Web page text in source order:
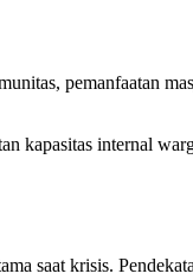
pemanfaatan
kapasitas internal
saat krisis.